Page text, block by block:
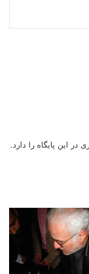
در این پایگاه را دارد.